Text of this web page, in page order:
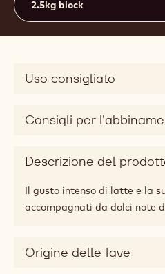
2.5kg block
Uso consigliato
Consigli per
Descrizione del
Il gusto intenso di latte e la
accompagnati da dolci note
Origine delle fave